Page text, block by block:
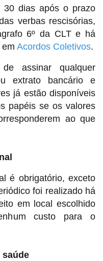
dias após o prazo
verbas rescisórias,
6º da CLT e há
Acordos Coletivos.
assinar qualquer
extrato bancário e
já estão disponíveis
papéis se os valores
ao que
é obrigatório, exceto
foi realizado há
em local escolhido
custo para o
saúde